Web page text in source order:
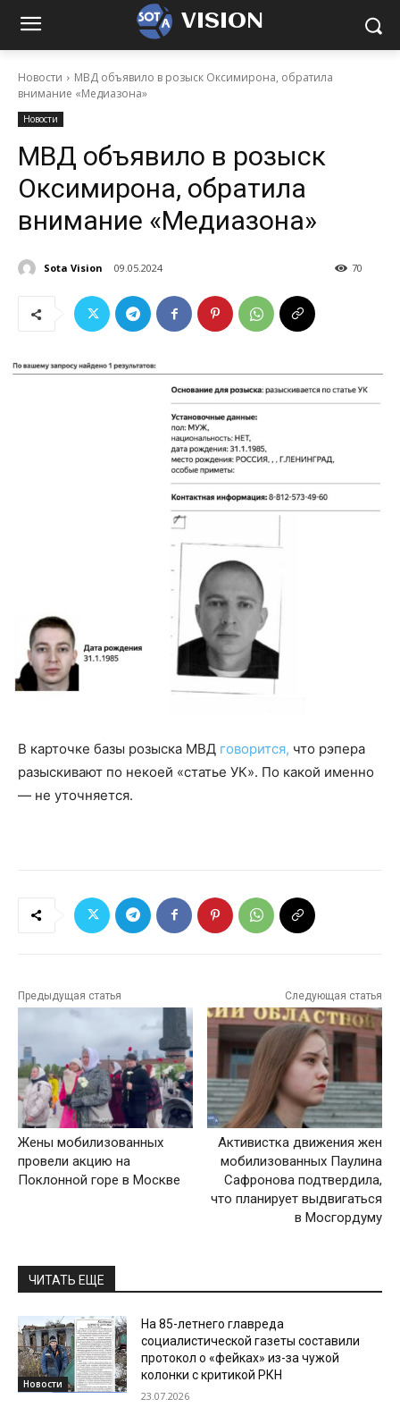
VISION
Новости
МВД объявило в розыск Оксимирона, обратила
внимание «Медиазона»
Новости
МВД объявило в розыск
Оксимирона, обратила
внимание «Медиазона»
Sota Vision 09.05.2024 70
В карточке базы розыска МВД говорится, что рэпера
разыскивают по некоей «статье УК». По какой именно
— не уточняется.
Предыдущая статья
Жены мобилизованных
провели акцию на
Поклонной горе в Москве
Следующая статья
Активистка движения жен
мобилизованных Паулина
Сафронова подтвердила,
что планирует выдвигаться
в Мосгордуму
ЧИТАТЬ ЕЩЕ
Новости
На 85-летнего главреда
социалистической газеты составили
протокол о «фейках» из-за чужой
колонки с критикой РКН
23.07.2026